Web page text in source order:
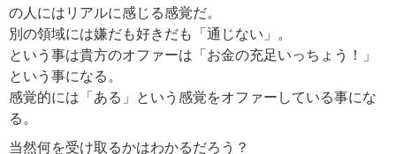
の人にはリアルに感じる感覚だ。
別の領域には嫌だも好きだも「通じない」。
という事は貴方のオファーは「お金の充足いっちょう！」
という事になる。
感覚的には「ある」という感覚をオファーしている事にな
る。
当然何を受け取るかはわかるだろう？